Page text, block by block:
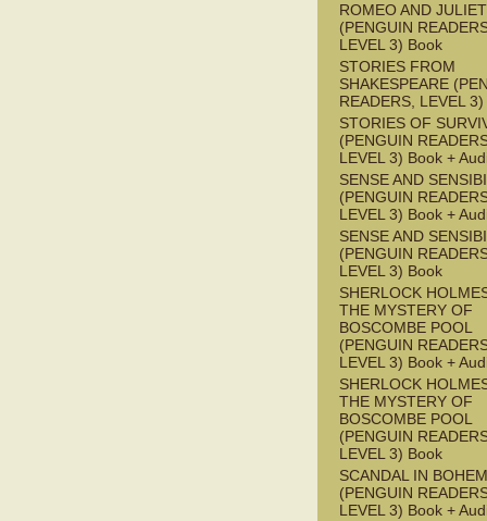
ROMEO AND JULIET
(PENGUIN
LEVEL 3) Book
STORIES FROM
SHAKESPEARE
READERS, LEVEL
STORIES OF
(PENGUIN
LEVEL 3) Book +
SENSE AND
(PENGUIN
LEVEL 3) Book +
SENSE AND
(PENGUIN
LEVEL 3) Book
SHERLOCK
THE MYSTERY OF
BOSCOMBE POOL
(PENGUIN
LEVEL 3) Book +
SHERLOCK
THE MYSTERY OF
BOSCOMBE POOL
(PENGUIN
LEVEL 3) Book
SCANDAL IN
(PENGUIN
LEVEL 3) Book +